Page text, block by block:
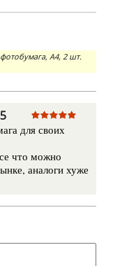
A4, 2 шт.
5
для своих
что можно
аналоги хуже